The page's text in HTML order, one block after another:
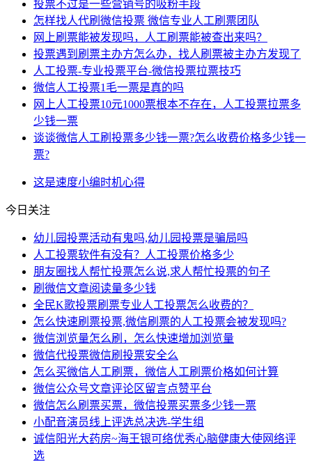
投票不过是一些营销号的吸粉手段
怎样找人代刷微信投票 微信专业人工刷票团队
网上刷票能被发现吗，人工刷票能被查出来吗？
投票遇到刷票主办方怎么办，找人刷票被主办方发现了
人工投票-专业投票平台-微信投票拉票技巧
微信人工投票1毛一票是真的吗
网上人工投票10元1000票根本不存在，人工投票拉票多
少钱一票
谈谈微信人工刷投票多少钱一票?怎么收费价格多少钱一
票?
这是速度小编时机心得
今日关注
幼儿园投票活动有鬼吗,幼儿园投票是骗局吗
人工投票软件有没有？人工投票价格多少
朋友圈找人帮忙投票怎么说,求人帮忙投票的句子
刷微信文章阅读量多少钱
全民K歌投票刷票专业人工投票怎么收费的？
怎么快速刷票投票,微信刷票的人工投票会被发现吗?
微信浏览量怎么刷，怎么快速增加浏览量
微信代投票微信刷投票安全么
怎么买微信人工刷票，微信人工刷票价格如何计算
微信公众号文章评论区留言点赞平台
微信怎么刷票买票，微信投票买票多少钱一票
小配音演员线上评选总决选-学生组
诚信阳光大药房~海王银可络优秀心脑健康大使网络评
选